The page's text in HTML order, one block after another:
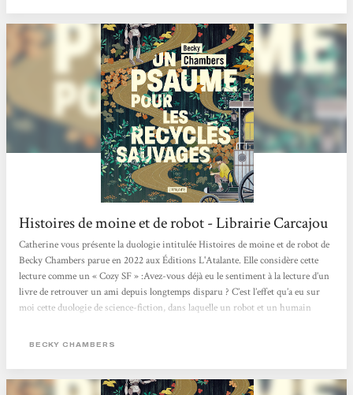
Histoires de moine et de robot - Librairie Carcajou
Catherine vous présente la duologie intitulée Histoires de moine et de robot de
Becky Chambers parue en 2022 aux Éditions L'Atalante. Elle considère cette
lecture comme un « Cozy SF » :Avez-vous déjà eu le sentiment à la lecture d’un
livre de retrouver un ami depuis longtemps disparu ? C’est l’effet qu’a eu sur
moi cette duologie de science-fiction, dans laquelle un robot et un humain
amitié poignante nait et s’approfondie, alors que se dévoile la beauté de l’univers
BECKY CHAMBERS